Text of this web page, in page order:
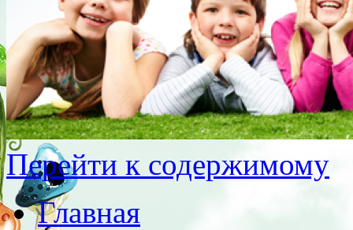
Перейти к содержимому
Главная